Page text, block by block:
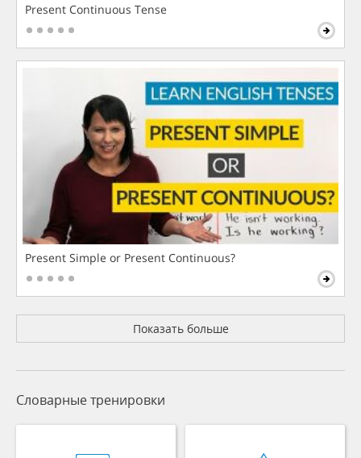
Present Continuous Tense
Present Simple or Present Continuous?
Показать больше
Словарные тренировки